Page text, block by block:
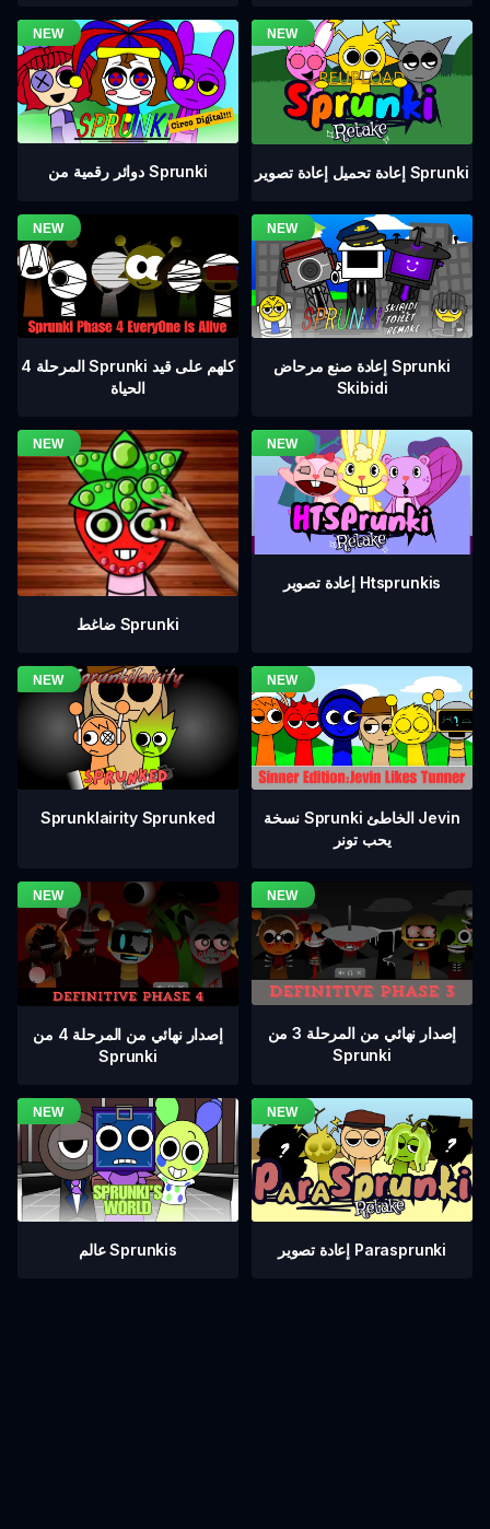
دوائر رقمية من Sprunki إعادة تحميل إعادة تصوير Sprunki
المرحلة 4 Sprunki كلهم على قيد
الحياة
إعادة صنع مرحاض Sprunki
Skibidi
ضاغط Sprunki
إعادة تصوير Htsprunkis
Sprunklairity Sprunked
نسخة Sprunki الخاطئ Jevin
يحب تونر
إصدار نهائي من المرحلة 4 من
Sprunki
إصدار نهائي من المرحلة 3 من
Sprunki
عالم Sprunkis إعادة تصوير Parasprunki